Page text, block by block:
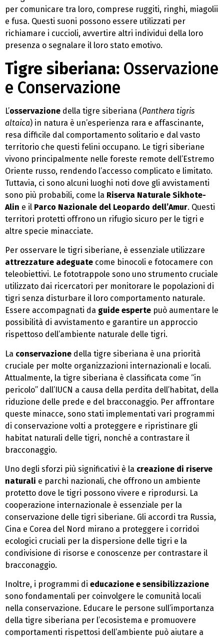
per comunicare tra loro, comprese ruggiti, ringhi, miagolii
e fusa. Questi suoni possono essere utilizzati per
richiamare i cuccioli, avvertire altri individui della loro
presenza o segnalare il loro stato emotivo.
Tigre siberiana: Osservazione
e Conservazione
L’osservazione della tigre siberiana (Panthera tigris
altaica) in natura è un’esperienza rara e affascinante,
resa difficile dal comportamento solitario e dal vasto
territorio che questi felini occupano. Le tigri siberiane
vivono principalmente nelle foreste remote dell’Estremo
Oriente russo, rendendo l’accesso complicato e limitato.
Tuttavia, ci sono alcuni luoghi noti dove gli avvistamenti
sono più probabili, come la Riserva Naturale Sikhote-
Alin e il Parco Nazionale del Leopardo dell’Amur. Questi
territori protetti offrono un rifugio sicuro per le tigri e
altre specie minacciate.
Per osservare le tigri siberiane, è essenziale utilizzare
attrezzature adeguate come binocoli e fotocamere con
teleobiettivi. Le fototrappole sono uno strumento cruciale
utilizzato dai ricercatori per monitorare le popolazioni di
tigri senza disturbare il loro comportamento naturale.
Essere accompagnati da guide esperte può aumentare le
possibilità di avvistamento e garantire un approccio
rispettoso dell’ambiente naturale delle tigri.
La conservazione della tigre siberiana è una priorità
cruciale per molte organizzazioni internazionali e locali.
Attualmente, la tigre siberiana è classificata come “in
pericolo” dall’IUCN a causa della perdita dell’habitat, della
riduzione delle prede e del bracconaggio. Per affrontare
queste minacce, sono stati implementati vari programmi
di conservazione volti a proteggere e ripristinare gli
habitat naturali delle tigri, nonché a contrastare il
bracconaggio.
Uno degli sforzi più significativi è la creazione di riserve
naturali e parchi nazionali, che offrono un ambiente
protetto dove le tigri possono vivere e riprodursi. La
cooperazione internazionale è essenziale per la
conservazione delle tigri siberiane. Gli accordi tra Russia,
Cina e Corea del Nord mirano a proteggere i corridoi
ecologici cruciali per la dispersione delle tigri e la
condivisione di risorse e conoscenze per contrastare il
bracconaggio.
Inoltre, i programmi di educazione e sensibilizzazione
sono fondamentali per coinvolgere le comunità locali
nella conservazione. Educare le persone sull’importanza
della tigre siberiana per l’ecosistema e promuovere
comportamenti rispettosi dell’ambiente può aiutare a